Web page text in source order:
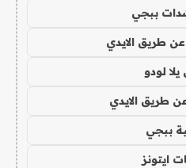
ببجي
طريق الايدي
لودو
طريق الايدي
ببجي
ايتونز